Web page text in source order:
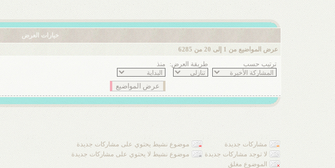
خيارات العرض
عرض المواضيع من 1 إلى 20 من 6285
ترتيب حسب طريقة العرض: منذ
مشاركات جديدة
موضوع نشيط يحتوي على مشاركات جديدة
لا توجد مشاركات جديدة
موضوع نشيط لا يحتوي على مشاركات جديدة
الموضوع مغلق